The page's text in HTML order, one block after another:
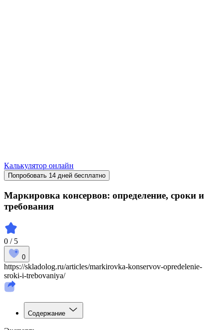
Калькулятор онлайн
Попробовать 14 дней бесплатно
Маркировка консервов: определение, сроки и
требования
0 / 5
0
https://skladolog.ru/articles/markirovka-konservov-opredelenie-
sroki-i-trebovaniya/
Содержание